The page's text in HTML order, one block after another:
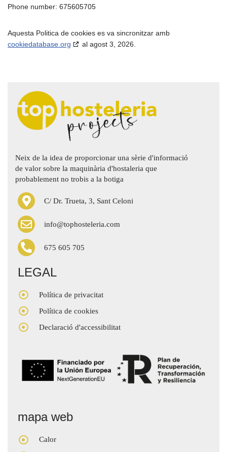
Phone number: 675605705
Aquesta Politica de cookies es va sincronitzar amb
cookiedatabase.org
al agost 3, 2026.
Neix de la idea de proporcionar una sèrie d'informació
de valor sobre la maquinària d'hostaleria que
probablement no trobis a la botiga
C/ Dr. Trueta, 3, Sant Celoni
info@tophosteleria.com
675 605 705
LEGAL
Política de privacitat
Política de cookies
Declaració d'accessibilitat
mapa web
Calor